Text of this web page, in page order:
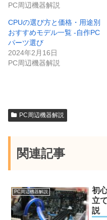
PC周辺機器解説
CPUの選び方と価格・用途別
おすすめモデル一覧 -自作PC
パーツ選び
2024年2月16日
PC周辺機器解説
PC周辺機器解説
関連記事
PC周辺機器解説
初
立
説